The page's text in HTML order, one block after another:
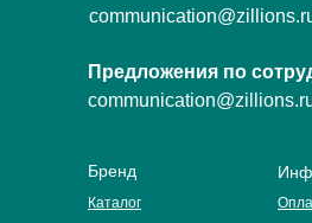
Предложения по
Бренд
Каталог